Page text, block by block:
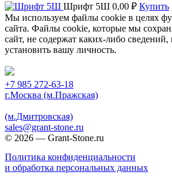
Шрифт 5Ш 0,00 ₽ Купить
Мы используем файлы cookie в целях
сайта. Файлы cookie, которые мы
сайт, не содержат каких-либо
установить вашу личность.
+7 985 272-63-18
г.Москва (м.Пражская)
(м.Дмитровская)
sales@grant-stone.ru
© 2026 — Grant-Stone.ru
Политика конфиденциальности
и обработка персональных данных